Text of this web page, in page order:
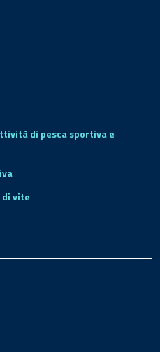
di pesca sportiva e
vite